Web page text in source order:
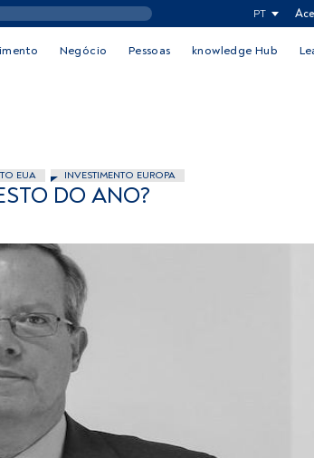
PT
Negócio Pessoas knowledge Hub
EUA INVESTIMENTO EUROPA
DO ANO?